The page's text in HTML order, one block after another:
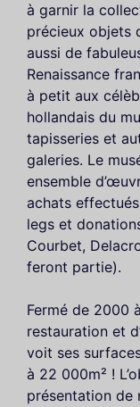
à garnir la
précieux objets
aussi de
Renaissance
à petit aux
hollandais du
tapisseries et
galeries. Le
ensemble
achats
legs et
Courbet,
feront partie).
Fermé de 2000
restauration et
voit ses
à 22 000m² !
présentation de